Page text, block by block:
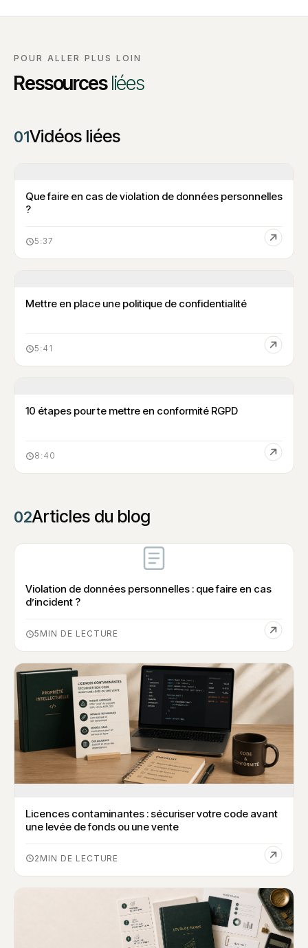
POUR ALLER PLUS LOIN
Ressourcesliées
01Vidéos liées
Que faire en cas de violation de données personnelles
?
5:37
Mettre en place une politique de confidentialité
5:41
10 étapes pour te mettre en conformité RGPD
8:40
02Articles du blog
Violation de données personnelles : que faire en cas
d’incident ?
5
Licences contaminantes : sécuriser votre code avant
une levée de fonds ou une vente
2